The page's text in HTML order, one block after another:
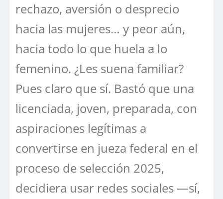
rechazo, aversión o desprecio
hacia las mujeres… y peor aún,
hacia todo lo que huela a lo
femenino. ¿Les suena familiar?
Pues claro que sí. Bastó que una
licenciada, joven, preparada, con
aspiraciones legítimas a
convertirse en jueza federal en el
proceso de selección 2025,
decidiera usar redes sociales —sí,